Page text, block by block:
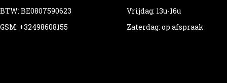
BTW: BE0807590623
GSM: +32498608155
Vrijdag: 13u-16u
Zaterdag: op afspraak